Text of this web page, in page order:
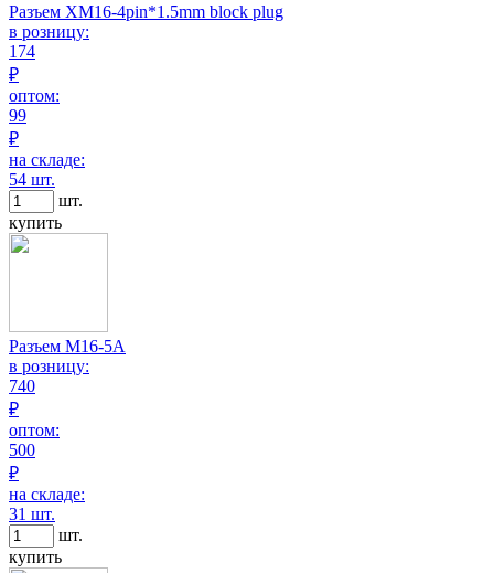
Разъем XM16-4pin*1.5mm block plug
в розницу:
174
₽
оптом:
99
₽
на складе:
54 шт.
шт.
купить
Разъем M16-5A
в розницу:
740
₽
оптом:
500
₽
на складе:
31 шт.
шт.
купить